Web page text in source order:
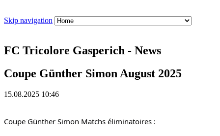
Skip navigation
FC Tricolore Gasperich - News
Coupe Günther Simon August 2025
15.08.2025 10:46
Coupe Günther Simon Matchs éliminatoires :